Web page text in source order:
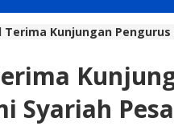
Terima Kunjungan
Syariah